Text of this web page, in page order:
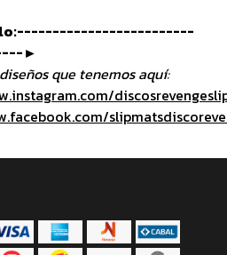
►
que tenemos aquí: